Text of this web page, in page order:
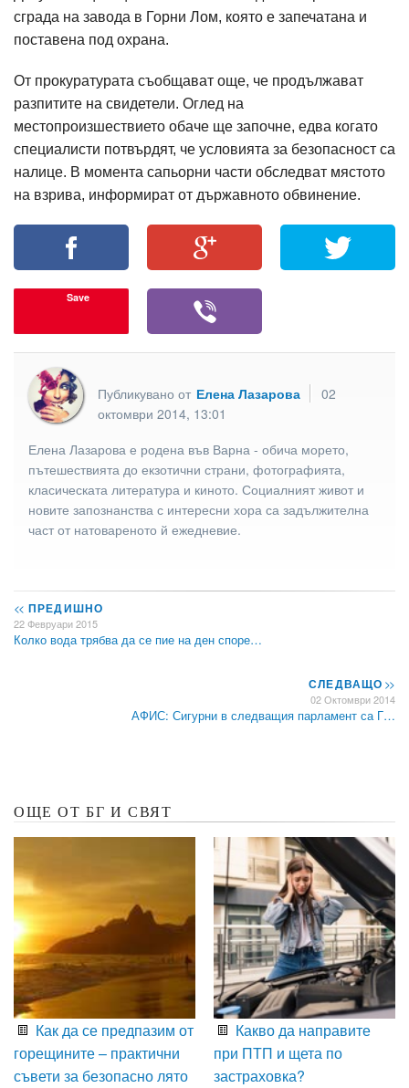
сграда на завода в Горни Лом, която е запечатана и
поставена под охрана.
От прокуратурата съобщават още, че продължават
разпитите на свидетели. Оглед на
местопроизшествието обаче ще започне, едва когато
специалисти потвърдят, че условията за безопасност са
налице. В момента сапьорни части обследват мястото
на взрива, информират от държавното обвинение.
Save
Публикувано от Елена Лазарова
02
октомври 2014, 13:01
Елена Лазарова е родена във Варна - обича морето,
пътешествията до екзотични страни, фотографията,
класическата литература и киното. Социалният живот и
новите запознанства с интересни хора са задължителна
част от натовареното й ежедневие.
<< ПРЕДИШНО
22 Февруари 2015
Колко вода трябва да се пие на ден споре…
СЛЕДВАЩО>>
02 Октомври 2014
АФИС: Сигурни в следващия парламент са Г…
ОЩЕ ОТ БГ И СВЯТ
Как да се предпазим от
горещините – практични
съвети за безопасно лято
Какво да направите
при ПТП и щета по
застраховка?